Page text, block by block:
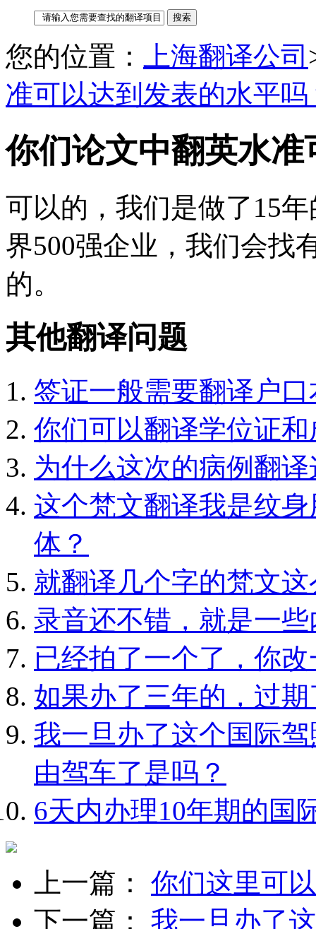
您的位置： 上海翻译公司
准可以达到发表的水平吗
你们论文中翻英水
可以的，我们是做了15
界500强企业，我们会找
的。
其他翻译问题
签证一般需要翻译户
你们可以翻译学位证
为什么这次的病例翻
这个梵文翻译我是纹
体？
就翻译几个字的梵文
录音还不错，就是一
已经拍了一个了，你
如果办了三年的，过
我一旦办了这个国际
由驾车了是吗？
6天内办理10年期的国
上一篇： 你们这里可
下一篇： 我一旦办了